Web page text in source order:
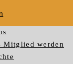
Mitglied werden